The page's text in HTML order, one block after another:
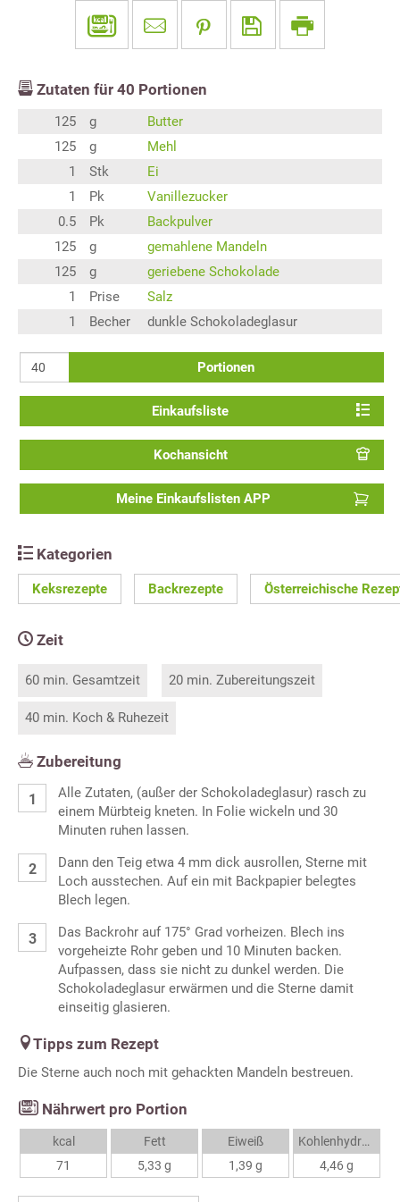
Zutaten für 40 Portionen
125 g
Butter
125
g
Mehl
1
Stk
Ei
1
Pk
Vanillezucker
0.5
Pk
Backpulver
125
g
gemahlene Mandeln
125
g
geriebene Schokolade
1
Prise
Salz
1
Becher dunkle Schokoladeglasur
Portionen
Einkaufsliste
Kochansicht
Meine Einkaufslisten APP
Kategorien
Keksrezepte Backrezepte Österreichische
Zeit
60 min. Gesamtzeit 20 min. Zubereitungszeit
40 min. Koch & Ruhezeit
Zubereitung
Alle Zutaten, (außer der Schokoladeglasur) rasch zu
einem Mürbteig kneten. In Folie wickeln und 30
Minuten ruhen lassen.
Dann den Teig etwa 4 mm dick ausrollen, Sterne mit
Loch ausstechen. Auf ein mit Backpapier belegtes
Blech legen.
Das Backrohr auf 175° Grad vorheizen. Blech ins
vorgeheizte Rohr geben und 10 Minuten backen.
Aufpassen, dass sie nicht zu dunkel werden. Die
Schokoladeglasur erwärmen und die Sterne damit
einseitig glasieren.
Tipps zum Rezept
Die Sterne auch noch mit gehackten Mandeln bestreuen.
Nährwert pro Portion
kcal
71
Fett
5,33 g
Eiweiß
1,39 g
Kohlenhydrate
4,46 g